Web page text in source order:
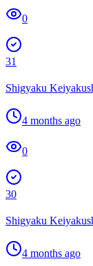
0
31
Shigyaku
4 months ago
0
30
Shigyaku
4 months ago